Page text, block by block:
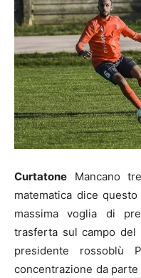
Curtatone Mancano
matematica dice
massima voglia di
trasferta sul campo del
presidente rossoblù
concentrazione da